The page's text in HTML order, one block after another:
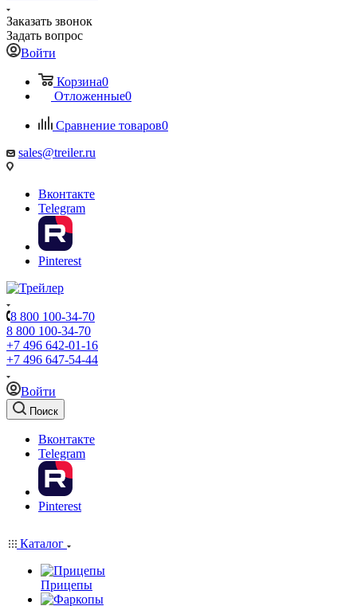
Заказать звонок
Задать вопрос
Войти
Корзина0
Отложенные0
Сравнение товаров0
sales@treiler.ru
Вконтакте
Telegram
Pinterest
8 800 100-34-70
8 800 100-34-70
+7 496 642-01-16
+7 496 647-54-44
Войти
Поиск
Вконтакте
Telegram
Pinterest
Каталог
Прицепы